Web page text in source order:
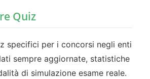
Quiz
specifici per i concorsi negli enti
sempre aggiornate, statistiche
di simulazione esame reale.